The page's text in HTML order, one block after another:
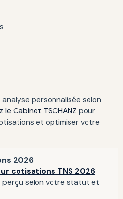
personnalisée selon
le Cabinet TSCHANZ pour
et optimiser votre
2026
cotisations TNS 2026
selon votre statut et